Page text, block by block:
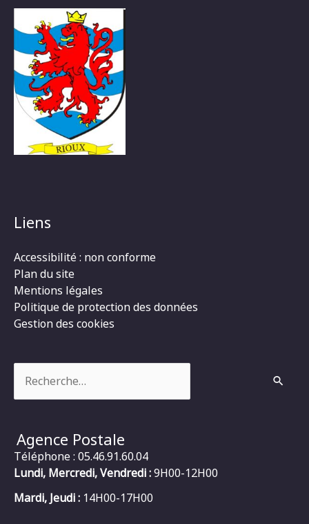
Liens
Accessibilité : non conforme
Plan du site
Mentions légales
Politique de protection des données
Gestion des cookies
Agence Postale
Téléphone : 05.46.91.60.04
Lundi, Mercredi, Vendredi :9H00-12H00
Mardi, Jeudi : 14H00-17H00